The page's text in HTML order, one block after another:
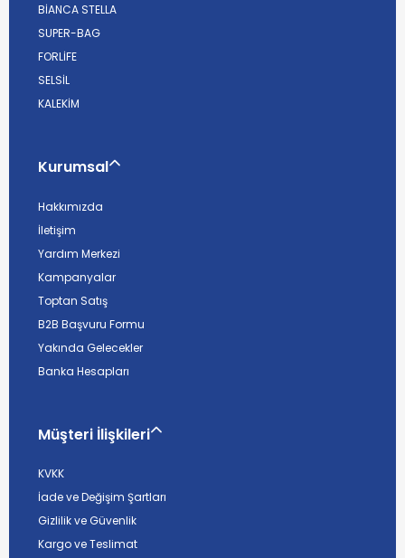
BİANCA STELLA
SUPER-BAG
FORLİFE
SELSİL
KALEKİM
Kurumsal
Hakkımızda
İletişim
Yardım Merkezi
Kampanyalar
Toptan Satış
B2B Başvuru Formu
Yakında Gelecekler
Banka Hesapları
Müşteri İlişkileri
KVKK
İade ve Değişim Şartları
Gizlilik ve Güvenlik
Kargo ve Teslimat